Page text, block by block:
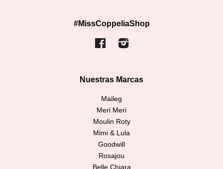
#MissCoppeliaShop
FacebookInstagram
Nuestras Marcas
Maileg
Meri Meri
Moulin Roty
Mimi & Lula
Goodwill
Rosajou
Belle Chiara